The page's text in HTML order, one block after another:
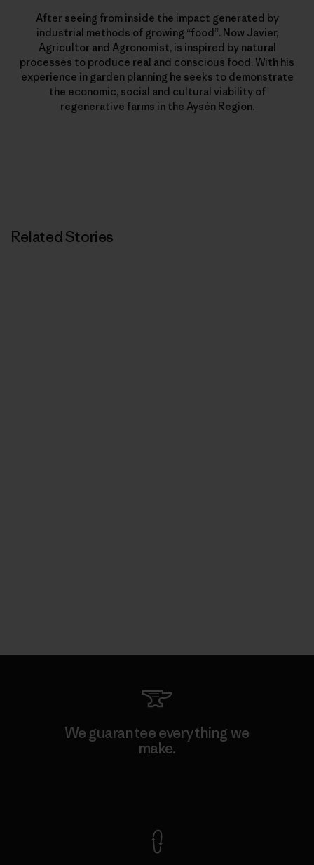
After seeing from inside the impact generated by
industrial methods of growing “food”. Now Javier,
Agricultor and Agronomist, is inspired by natural
processes to produce real and conscious food. With his
experience in garden planning he seeks to demonstrate
the economic, social and cultural viability of
regenerative farms in the Aysén Region.
Related Stories
We guarantee everything we
make.